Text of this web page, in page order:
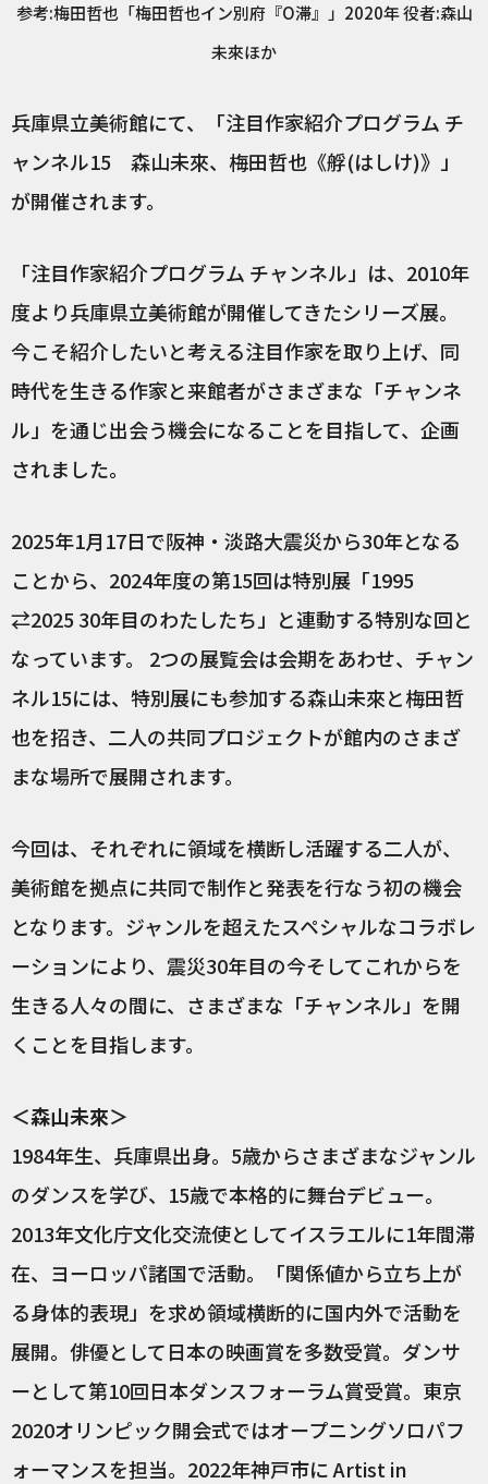
参考:梅田哲也「梅田哲也イン別府『O滞』」2020年 役者:森山
未來ほか
兵庫県立美術館にて、「注目作家紹介プログラム チ
ャンネル15 森山未來、梅田哲也《艀(はしけ)》」
が開催されます。
「注目作家紹介プログラム チャンネル」は、2010年
度より兵庫県立美術館が開催してきたシリーズ展。
今こそ紹介したいと考える注目作家を取り上げ、同
時代を生きる作家と来館者がさまざまな「チャンネ
ル」を通じ出会う機会になることを目指して、企画
されました。
2025年1月17日で阪神・淡路大震災から30年となる
ことから、2024年度の第15回は特別展「1995
⇄2025 30年目のわたしたち」と連動する特別な回と
なっています。 2つの展覧会は会期をあわせ、チャン
ネル15には、特別展にも参加する森山未來と梅田哲
也を招き、二人の共同プロジェクトが館内のさまざ
まな場所で展開されます。
今回は、それぞれに領域を横断し活躍する二人が、
美術館を拠点に共同で制作と発表を行なう初の機会
となります。ジャンルを超えたスペシャルなコラボレ
ーションにより、震災30年目の今そしてこれからを
生きる人々の間に、さまざまな「チャンネル」を開
くことを目指します。
＜森山未來＞
1984年生、兵庫県出身。5歳からさまざまなジャンル
のダンスを学び、15歳で本格的に舞台デビュー。
2013年文化庁文化交流使としてイスラエルに1年間滞
在、ヨーロッパ諸国で活動。「関係値から立ち上が
る身体的表現」を求め領域横断的に国内外で活動を
展開。俳優として日本の映画賞を多数受賞。ダンサ
ーとして第10回日本ダンスフォーラム賞受賞。東京
2020オリンピック開会式ではオープニングソロパフ
ォーマンスを担当。2022年神戸市に Artist in